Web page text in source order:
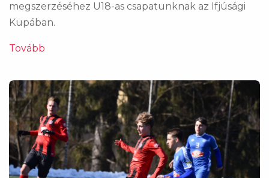
megszerzéséhez U18-as csapatunknak az Ifjúsági
Kupában.
Tovább